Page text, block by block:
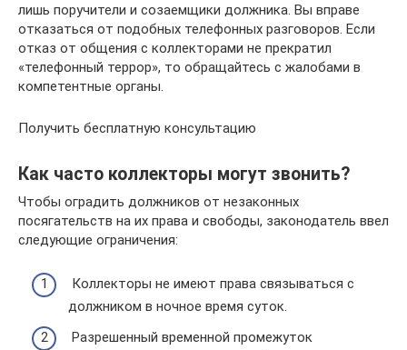
лишь поручители и созаемщики должника. Вы вправе
отказаться от подобных телефонных разговоров. Если
отказ от общения с коллекторами не прекратил
«телефонный террор», то обращайтесь с жалобами в
компетентные органы.
Получить бесплатную консультацию
Как часто коллекторы могут звонить?
Чтобы оградить должников от незаконных
посягательств на их права и свободы, законодатель ввел
следующие ограничения:
Коллекторы не имеют права связываться с
должником в ночное время суток.
Разрешенный временной промежуток